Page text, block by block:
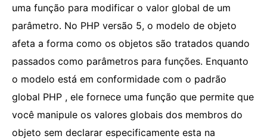
uma função para modificar o valor global de um
parâmetro. No PHP versão 5, o modelo de objeto
afeta a forma como os objetos são tratados quando
passados ​​como parâmetros para funções. Enquanto
o modelo está em conformidade com o padrão
global PHP , ele fornece uma função que permite que
você manipule os valores globais dos membros do
objeto sem declarar especificamente esta na